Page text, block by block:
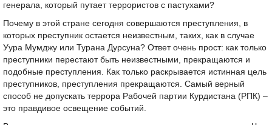
генерала, который путает террористов с пастухами?
Почему в этой стране сегодня совершаются преступления, в
которых преступник остается неизвестным, таких, как в случае
Уура Мумджу или Турана Дурсуна? Ответ очень прост: как только
преступники перестают быть неизвестными, прекращаются и
подобные преступления. Как только раскрывается истинная цель
преступников, преступления прекращаются. Самый верный
способ не допускать террора Рабочей партии Курдистана (РПК) –
это правдивое освещение событий.